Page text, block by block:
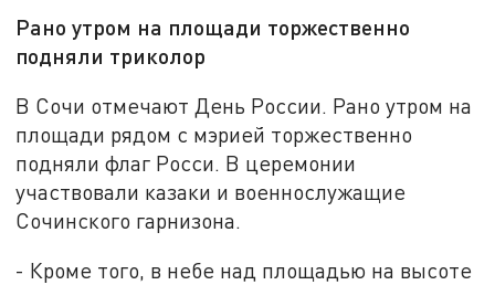
Рано утром на площади торжественно
подняли триколор
В Сочи отмечают День России. Рано утром на
площади рядом с мэрией торжественно
подняли флаг Росси. В церемонии
участвовали казаки и военнослужащие
Сочинского гарнизона.
- Кроме того, в небе над площадью на высоте